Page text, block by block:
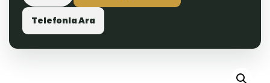
Telefonla Ara